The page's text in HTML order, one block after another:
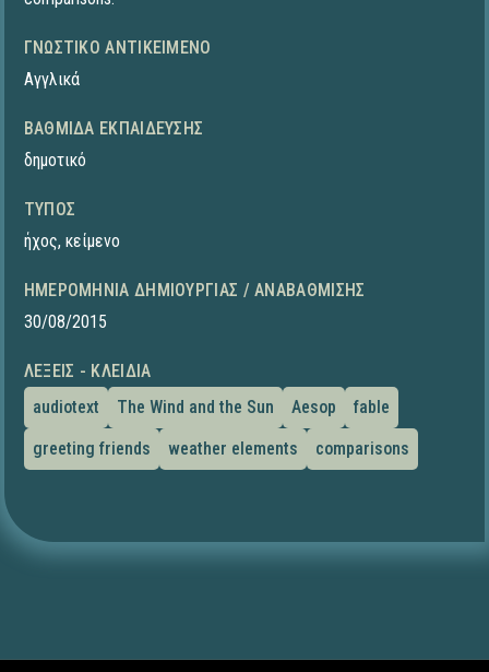
ΓΝΩΣΤΙΚΌ ΑΝΤΙΚΕΊΜΕΝΟ
Αγγλικά
ΒΑΘΜΊΔΑ ΕΚΠΑΊΔΕΥΣΗΣ
δημοτικό
ΤΎΠΟΣ
ήχος, κείμενο
ΗΜΕΡΟΜΗΝΊΑ ΔΗΜΙΟΥΡΓΊΑΣ / ΑΝΑΒΆΘΜΙΣΗΣ
30/08/2015
ΛΈΞΕΙΣ - ΚΛΕΙΔΙΆ
audiotext
The Wind and the Sun Aesop
fable
greeting friends
weather elements comparisons